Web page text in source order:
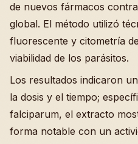
de nuevos fármacos
global. El método utilizó
fluorescente y citometría
viabilidad de los parásitos.
Los resultados indicaron
la dosis y el tiempo;
falciparum, el extracto
forma notable con un